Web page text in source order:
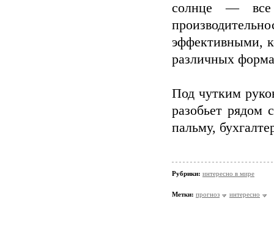
солнце — все
эффективными,
различных
Под чутким
разобьет рядом
пальму,
Рубрики: интересно в мире
Метки: прогноз интересно